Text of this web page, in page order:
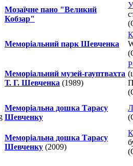
Мозаїчне пано "Великий
Кобзар"
Меморіальний парк Шевченка
Меморіальний музей-гауптвахта
Т. Г. Шевченка (1989)
Меморіальна дошка Тарасу
Шевченку
Меморіальна дошка Тарасу
Шевченку (2009)